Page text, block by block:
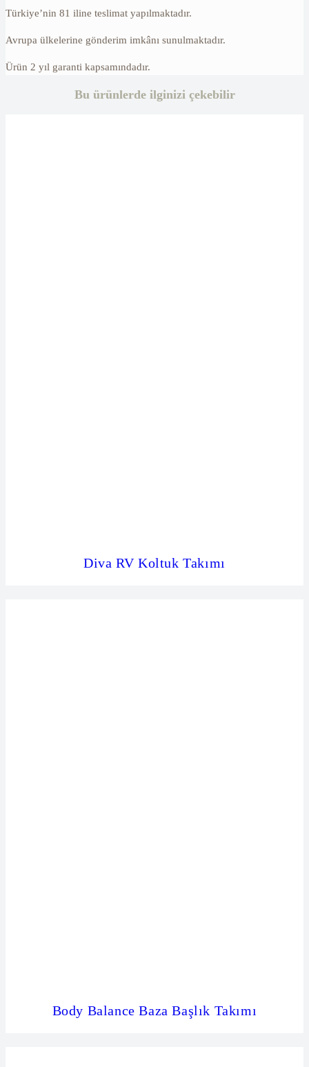
Türkiye’nin 81 iline teslimat yapılmaktadır.
Avrupa ülkelerine gönderim imkânı sunulmaktadır.
Ürün 2 yıl garanti kapsamındadır.
Bu ürünlerde ilginizi çekebilir
Diva RV Koltuk Takımı
Body Balance Baza Başlık Takımı